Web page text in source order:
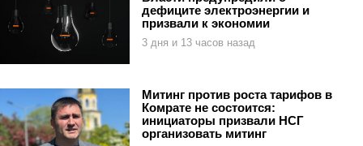
дефиците электроэнергии и
призвали к экономии
3 дня и 13 часов назад
Митинг против роста тарифов в
Комрате не состоится:
инициаторы призвали НСГ
организовать митинг